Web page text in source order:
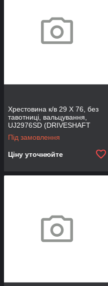
Хрестовина к/в 29 X 76, без
тавотниці, вальцування,
UJ2976SD (DRIVESHAFT
PARTS)
Під замовлення
Ціну уточнюйте